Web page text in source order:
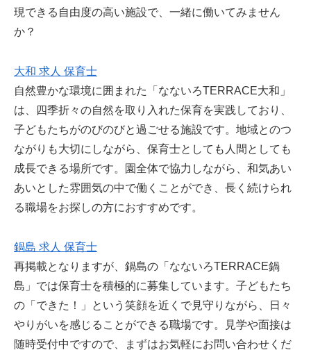
現できる自由度の高い施設で、一緒に働いてみません
か？
大和 求人 保育士
自然豊かな環境に囲まれた「なないろTERRACE大和」
は、四季折々の自然を取り入れた保育を実践しており、
子どもたちがのびのびと過ごせる施設です。地域とのつ
ながりも大切にしながら、保育士としても人間としても
成長できる場所です。園全体で協力しながら、和気あい
あいとした雰囲気の中で働くことができ、長く続けられ
る職場をお探しの方におすすめです。
鍋島 求人 保育士
再掲載となりますが、鍋島の「なないろTERRACE鍋
島」では保育士を積極的に募集しています。子どもたち
の「できた！」という笑顔を近くで見守りながら、日々
やりがいを感じることができる職場です。見学や面接は
随時受付中ですので、まずはお気軽にお問い合わせくだ